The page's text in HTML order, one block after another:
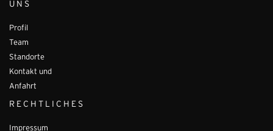
UNS
Profil
Team
Standorte
Kontakt und
Anfahrt
RECHTLICHES
Impressum